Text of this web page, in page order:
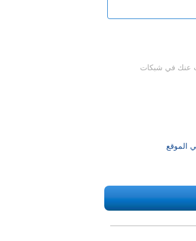
عنك في شبكات
الموقع